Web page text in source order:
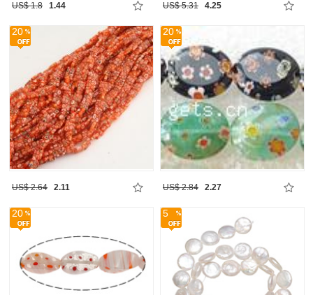
US$ 1.8 1.44 US$ 5.31 4.25
20
US$ 2.64 2.11
20
US$ 2.84 2.27
20 5